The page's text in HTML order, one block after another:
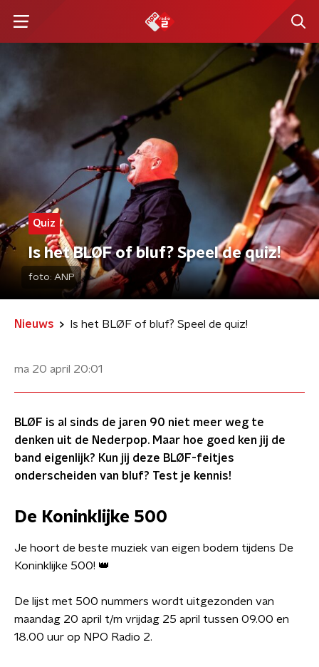
Quiz
Is het BLØF of bluf? Speel de quiz!
foto: ANP
Nieuws Is het BLØF of bluf? Speel de quiz!
ma 20 april 20:01
BLØF is al sinds de jaren 90 niet meer weg te
denken uit de Nederpop. Maar hoe goed ken jij de
band eigenlijk? Kun jij deze BLØF-feitjes
onderscheiden van bluf? Test je kennis!
De Koninklijke 500
Je hoort de beste muziek van eigen bodem tijdens De
Koninklijke 500! 👑
De lijst met 500 nummers wordt uitgezonden van
maandag 20 april t/m vrijdag 25 april tussen 09.00 en
18.00 uur op NPO Radio 2.